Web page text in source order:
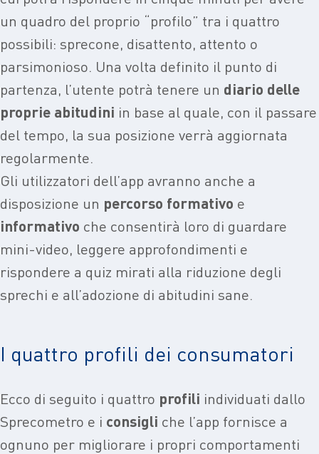
un quadro del proprio “profilo” tra i quattro
possibili: sprecone, disattento, attento o
parsimonioso. Una volta definito il punto di
partenza, l’utente potrà tenere un diario delle
proprie abitudini in base al quale, con il passare
del tempo, la sua posizione verrà aggiornata
regolarmente.
Gli utilizzatori dell’app avranno anche a
disposizione un percorso formativo e
informativo che consentirà loro di guardare
mini-video, leggere approfondimenti e
rispondere a quiz mirati alla riduzione degli
sprechi e all’adozione di abitudini sane.
I quattro profili dei consumatori
Ecco di seguito i quattro profili individuati dallo
Sprecometro e i consigli che l’app fornisce a
ognuno per migliorare i propri comportamenti